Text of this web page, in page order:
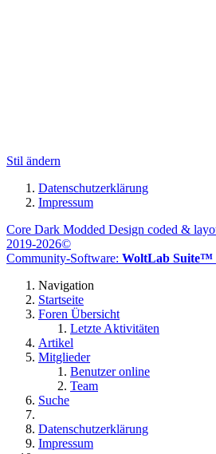
Stil ändern
Datenschutzerklärung
Impressum
Core Dark Modded Design coded &
2019-2026©
Community-Software: WoltLab Suite™
Navigation
Startseite
Foren Übersicht
Letzte Aktivitäten
Artikel
Mitglieder
Benutzer online
Team
Suche
Datenschutzerklärung
Impressum